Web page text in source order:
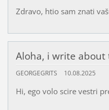
Zdravo, htio sam znati
Aloha, i write about
GEORGEGRITS 10.08.2025
Hi, ego volo scire vestri